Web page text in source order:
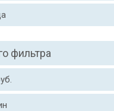
фильтра